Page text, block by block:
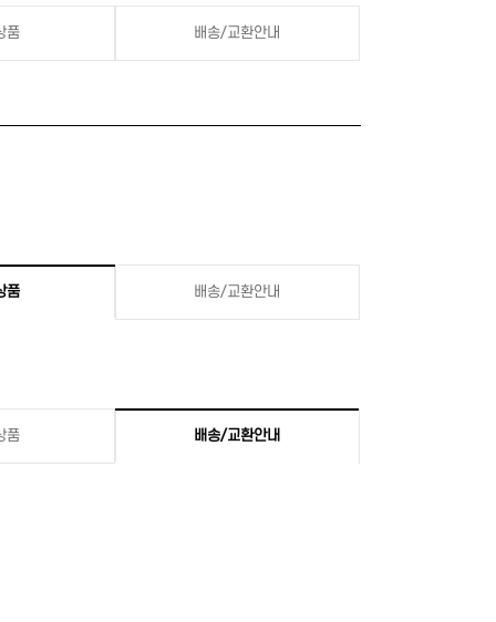
품 배송/교환안내
품 배송/교환안내
품 배송/교환안내